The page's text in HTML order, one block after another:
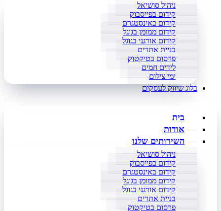
ניהול סושיאל
קידום בפייסבוק
קידום באינסטגרם
קידום ממומן בגוגל
קידום אורגני בגוגל
בניית אתרים
פרסום בטיקטוק
לידים חמים
ימי צילום
בלוג שיווק לעסקים
בית
אודות
השירותים שלנו
ניהול סושיאל
קידום בפייסבוק
קידום באינסטגרם
קידום ממומן בגוגל
קידום אורגני בגוגל
בניית אתרים
פרסום בטיקטוק